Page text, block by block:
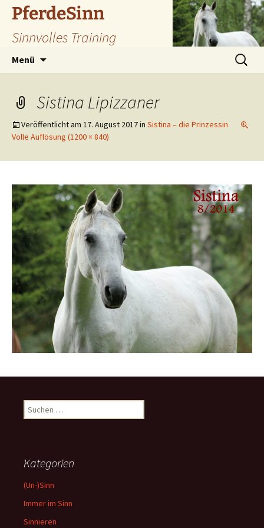
Zum
Inhalt
springen
PferdeSinn
Sinnvolles Training
Menü
Suchen
nach:
Sistina Lipizzaner
Veröffentlicht am 17. August 2017in Sistina – die Prinzessin
Volle Auflösung (1200 × 840)
Suchen
nach:
Kategorien
(Un-)Sinn
Immer im Sinn
Sinnieren